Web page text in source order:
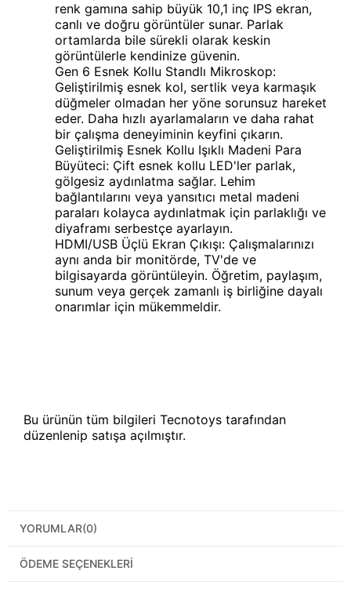
renk gamına sahip büyük 10,1 inç IPS ekran,
canlı ve doğru görüntüler sunar. Parlak
ortamlarda bile sürekli olarak keskin
görüntülerle kendinize güvenin.
Gen 6 Esnek Kollu Standlı Mikroskop:
Geliştirilmiş esnek kol, sertlik veya karmaşık
düğmeler olmadan her yöne sorunsuz hareket
eder. Daha hızlı ayarlamaların ve daha rahat
bir çalışma deneyiminin keyfini çıkarın.
Geliştirilmiş Esnek Kollu Işıklı Madeni Para
Büyüteci: Çift esnek kollu LED'ler parlak,
gölgesiz aydınlatma sağlar. Lehim
bağlantılarını veya yansıtıcı metal madeni
paraları kolayca aydınlatmak için parlaklığı ve
diyaframı serbestçe ayarlayın.
HDMI/USB Üçlü Ekran Çıkışı: Çalışmalarınızı
aynı anda bir monitörde, TV'de ve
bilgisayarda görüntüleyin. Öğretim, paylaşım,
sunum veya gerçek zamanlı iş birliğine dayalı
onarımlar için mükemmeldir.
Bu ürünün tüm bilgileri Tecnotoys tarafından
düzenlenip satışa açılmıştır.
YORUMLAR(0)
ÖDEME SEÇENEKLERI